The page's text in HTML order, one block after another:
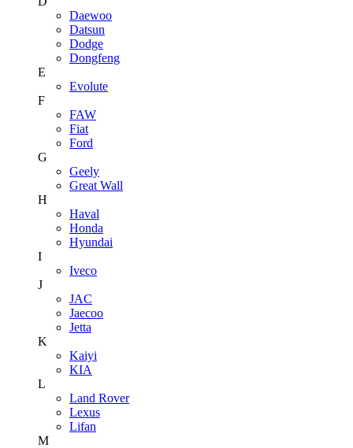
Daewoo
Datsun
Dodge
Dongfeng
E
Evolute
F
FAW
Fiat
Ford
G
Geely
Great Wall
H
Haval
Honda
Hyundai
I
Iveco
J
JAC
Jaecoo
Jetta
K
Kaiyi
KIA
L
Land Rover
Lexus
Lifan
M